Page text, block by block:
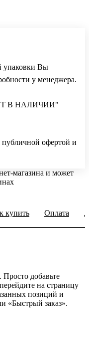
упаковки Вы
у менеджера.
В НАЛИЧИИ"
офертой и
магазина и может
купить Оплата
добавьте
на страницу
позиций и
«Быстрый заказ».